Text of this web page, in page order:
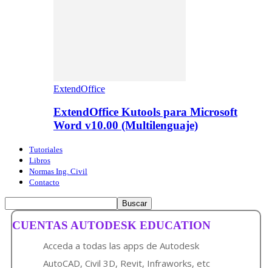
ExtendOffice
ExtendOffice Kutools para Microsoft
Word v10.00 (Multilenguaje)
Tutoriales
Libros
Normas Ing. Civil
Contacto
CUENTAS AUTODESK EDUCATION
Acceda a todas las apps de Autodesk
AutoCAD, Civil 3D, Revit, Infraworks, etc